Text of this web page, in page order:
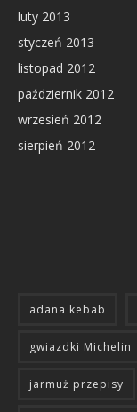
luty 2013
styczeń 2013
listopad 2012
październik 2012
wrzesień 2012
sierpień 2012
adana kebab
gwiazdki Michelin
jarmuż przepisy